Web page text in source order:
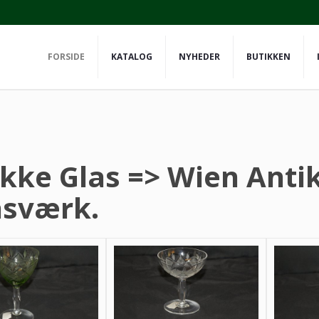
FORSIDE KATALOG NYHEDER BUTIKKEN
Glas => Wien